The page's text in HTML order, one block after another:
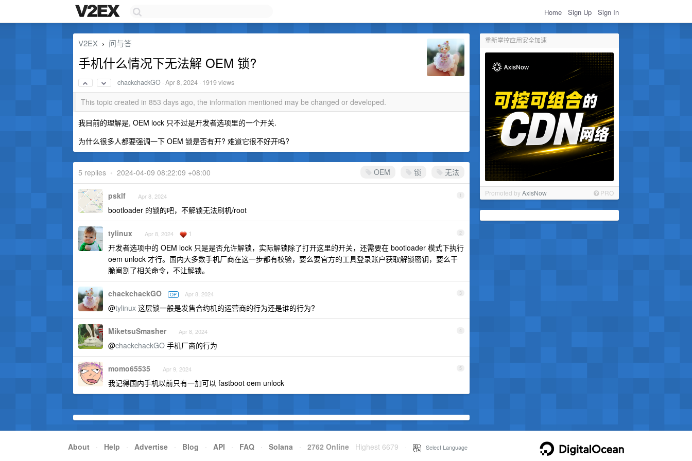
Home Sign Up Sign In
重新掌控应用安全加速
Promoted byAxisNow PRO
V2EX › 问与答
手机什么情况下无法解 OEM 锁?
chackchackGO ·Apr 8, 2024 · 1919 views
This topic created in 853 days ago, the information mentioned may be changed or developed.
我目前的理解是, OEM lock 只不过是开发者选项里的一个开关.
为什么很多人都要强调一下 OEM 锁是否有开? 难道它很不好开吗?
OEM 锁 无法
5 replies • 2024-04-09 08:22:09 +08:00
1
psklf Apr 8, 2024
bootloader 的锁的吧，不解锁无法刷机/root
2
tylinux Apr 8, 2024 1
开发者选项中的 OEM lock 只是是否允许解锁，实际解锁除了打开这里的开关，还需要在 bootloader 模式下执行
oem unlock 才行。国内大多数手机厂商在这一步都有校验，要么要官方的工具登录账户获取解锁密钥，要么干
脆阉割了相关命令，不让解锁。
3
chackchackGO OP Apr 8, 2024
@tylinux 这层锁一般是发售合约机的运营商的行为还是谁的行为?
4
MiketsuSmasher Apr 8, 2024
@chackchackGO 手机厂商的行为
5
momo65535 Apr 9, 2024
我记得国内手机以前只有一加可以 fastboot oem unlock
About · Help · Advertise · Blog · API · FAQ · Solana · 2762 Online Highest 6679 Select Language